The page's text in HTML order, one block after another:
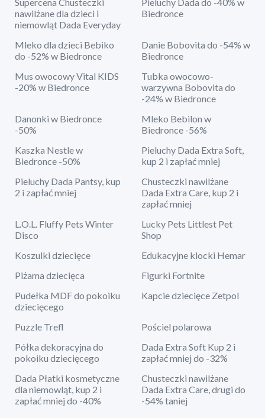
nawilżane dla dzieci i
niemowląt Dada Everyday
Biedronce
Mleko dla dzieci Bebiko
do -52% w Biedronce
Danie Bobovita do -54% w
Biedronce
Mus owocowy Vital KIDS
-20% w Biedronce
Tubka owocowo-
warzywna Bobovita do
-24% w Biedronce
Danonki w Biedronce
-50%
Mleko Bebilon w
Biedronce -56%
Kaszka Nestle w
Biedronce -50%
Pieluchy Dada Extra Soft,
kup 2 i zapłać mniej
Pieluchy Dada Pantsy, kup
2 i zapłać mniej
Chusteczki nawilżane
Dada Extra Care, kup 2 i
zapłać mniej
L.O.L. Fluffy Pets Winter
Disco
Lucky Pets Littlest Pet
Shop
Koszulki dziecięce
Edukacyjne klocki Hemar
Piżama dziecięca
Figurki Fortnite
Pudełka MDF do pokoiku
dziecięcego
Kapcie dziecięce Zetpol
Puzzle Trefl
Pościel polarowa
Półka dekoracyjna do
pokoiku dziecięcego
Dada Extra Soft Kup 2 i
zapłać mniej do -32%
Dada Płatki kosmetyczne
dla niemowląt, kup 2 i
zapłać mniej do -40%
Chusteczki nawilżane
Dada Extra Care, drugi do
-54% taniej